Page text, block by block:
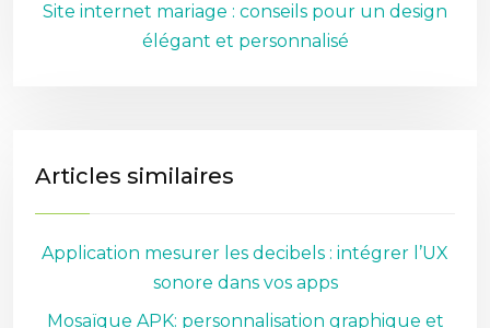
Site internet mariage : conseils pour un design
élégant et personnalisé
Articles similaires
Application mesurer les decibels : intégrer l’UX
sonore dans vos apps
Mosaïque APK: personnalisation graphique et